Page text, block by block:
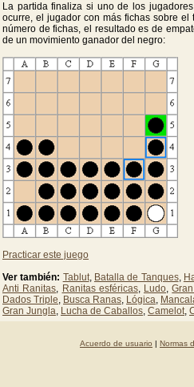
La partida finaliza si uno de los
ocurre, el jugador con más fichas sobre
número de fichas, el resultado es de
de un movimiento ganador del negro:
Practicar este juego
Ver también: Tablut, Batalla de Tanques,
Anti Ranitas, Ranitas esféricas, Ludo,
Dados Triple, Busca Ranas, Lógica,
Gran Jungla, Lucha de Caballos, Camelot,
Acuerdo de usuario | Normas